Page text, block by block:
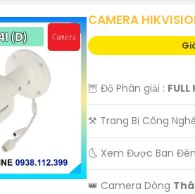
CAMERA
🦉 Độ Phân giải : FULL
⚒ Trang Bị Công
🌜 Xem Được Ban
👑 Camera Dòng